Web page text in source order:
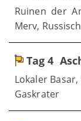
Ruinen der
Merv,
Tag 4
Lokaler
Gaskrater